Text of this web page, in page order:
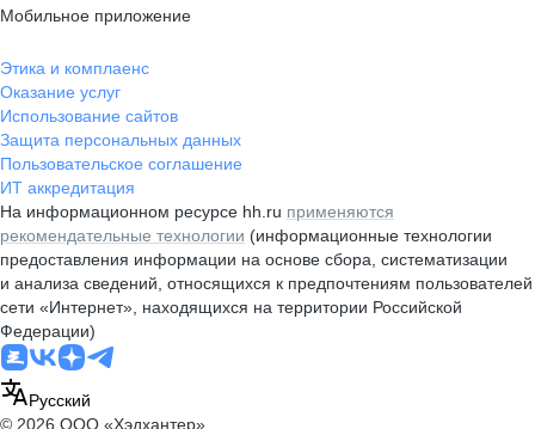
Мобильное приложение
Этика и комплаенс
Оказание услуг
Использование сайтов
Защита персональных данных
Пользовательское соглашение
ИТ аккредитация
На информационном ресурсе hh.ru применяются
рекомендательные технологии (информационные технологии
предоставления информации на основе сбора, систематизации
и анализа сведений, относящихся к предпочтениям пользователей
сети «Интернет», находящихся на территории Российской
Федерации)
Русский
© 2026 ООО «Хэдхантер»